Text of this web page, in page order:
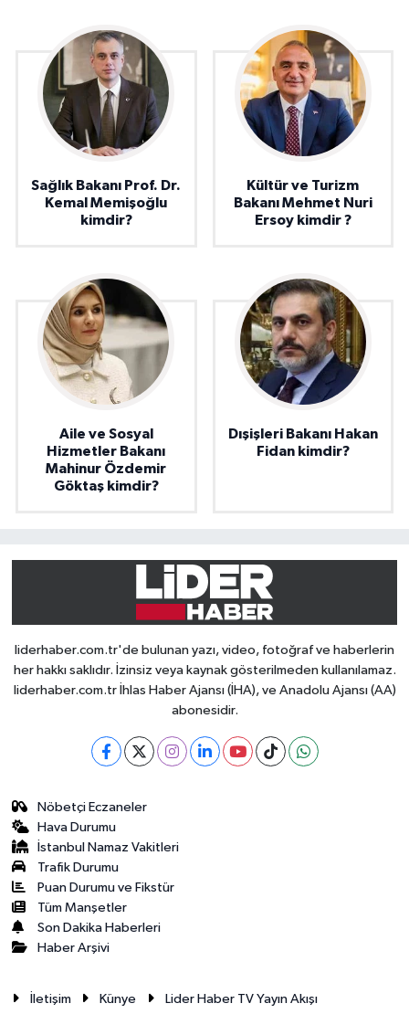
Sağlık Bakanı Prof. Dr.
Kemal Memişoğlu
kimdir?
Kültür ve Turizm
Bakanı Mehmet Nuri
Ersoy kimdir ?
Aile ve Sosyal
Hizmetler Bakanı
Mahinur Özdemir
Göktaş kimdir?
Dışişleri Bakanı Hakan
Fidan kimdir?
liderhaber.com.tr'de bulunan yazı, video, fotoğraf ve haberlerin
her hakkı saklıdır. İzinsiz veya kaynak gösterilmeden kullanılamaz.
liderhaber.com.tr İhlas Haber Ajansı (İHA), ve Anadolu Ajansı (AA)
abonesidir.
Nöbetçi Eczaneler
Hava Durumu
İstanbul Namaz Vakitleri
Trafik Durumu
Puan Durumu ve Fikstür
Tüm Manşetler
Son Dakika Haberleri
Haber Arşivi
İletişim Künye Lider Haber TV Yayın Akışı